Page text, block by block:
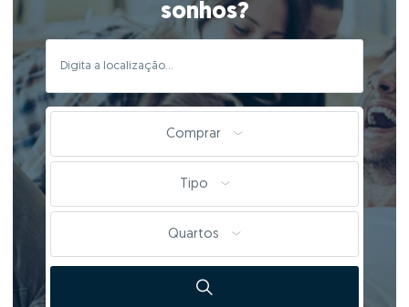
sonhos?
Comprar
Tipo
Quartos